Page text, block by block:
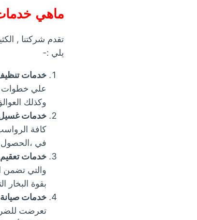
ماهي
تقدم شركتنا ,
يلي :-
خدمات
علي خطوات
وكذلك
خدمات
كافة
في
خدمات
والتي تضمن
بقوة البخار
خدمات
تعرضت